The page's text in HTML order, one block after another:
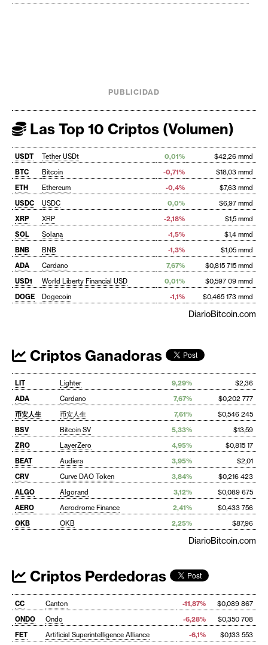
PUBLICIDAD
Las Top 10 Criptos (Volumen)
USDT Tether USDt 0,01%
$42,26 mmd
BTC
Bitcoin -0,71%
$18,03 mmd
ETH
Ethereum -0,4%
$7,63 mmd
USDC
USDC 0,0%
$6,97 mmd
XRP
XRP -2,18%
$1,5 mmd
SOL
Solana -1,5%
$1,4 mmd
BNB
BNB -1,3%
$1,05 mmd
ADA
Cardano 7,67%
$0,815 715 mmd
USD1
World Liberty Financial USD 0,01%
$0,597 09 mmd
DOGE
Dogecoin -1,1% $0,465 173 mmd
DiarioBitcoin.com
Criptos Ganadoras
LIT Lighter 9,29%
$2,36
ADA
Cardano 7,67%
$0,202 777
币安人生
币安人生 7,61%
$0,546 245
BSV
Bitcoin SV 5,33%
$13,59
ZRO
LayerZero 4,95%
$0,815 17
BEAT
Audiera 3,95%
$2,01
CRV
Curve DAO Token 3,84%
$0,216 423
ALGO
Algorand 3,12%
$0,089 675
AERO
Aerodrome Finance 2,41%
$0,433 756
OKB
OKB 2,25% $87,96
DiarioBitcoin.com
Criptos Perdedoras
CC Canton -11,87%
$0,089 867
ONDO
Ondo -6,28%
$0,350 708
FET
Artificial Superintelligence Alliance -6,1% $0,133 553